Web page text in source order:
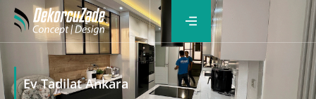
Ev Tadilat Ankara